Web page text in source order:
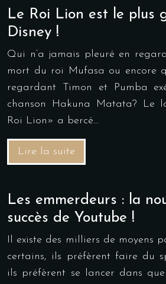
Le Roi Lion est le plus
Disney !
Qui n’a jamais pleuré en
mort du roi Mufasa ou encore
regardant Timon et Pumba
chanson Hakuna Matata? Le
Roi Lion» a bercé…
Lire la suite
Les emmerdeurs : la
succès de Youtube !
Il existe des milliers de moyens
certains, ils préfèrent faire du
ils préfèrent se lancer dans